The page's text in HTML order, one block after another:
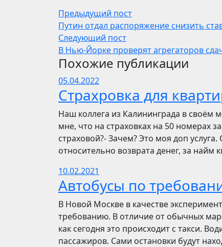
Предыдущий пост
Путин отдал распоряжение снизить
Следующий пост
В Нью-Йорке проверят агрегаторов
Похожие публикации
05.04.2022
Страхровка для
Наш коллега из Калининграда в своём
мне, что на страховках на 50 номерах
страховой?- Зачем? Это моя доп
относительно возврата денег, за найм
10.02.2021
Автобусы по
В Новой Москве в качестве
требованию. В отличие от обычных
как сегодня это происходит с такси.
пассажиров. Сами остановки будут